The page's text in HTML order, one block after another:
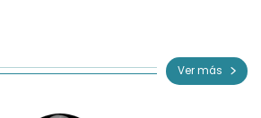
Ver más